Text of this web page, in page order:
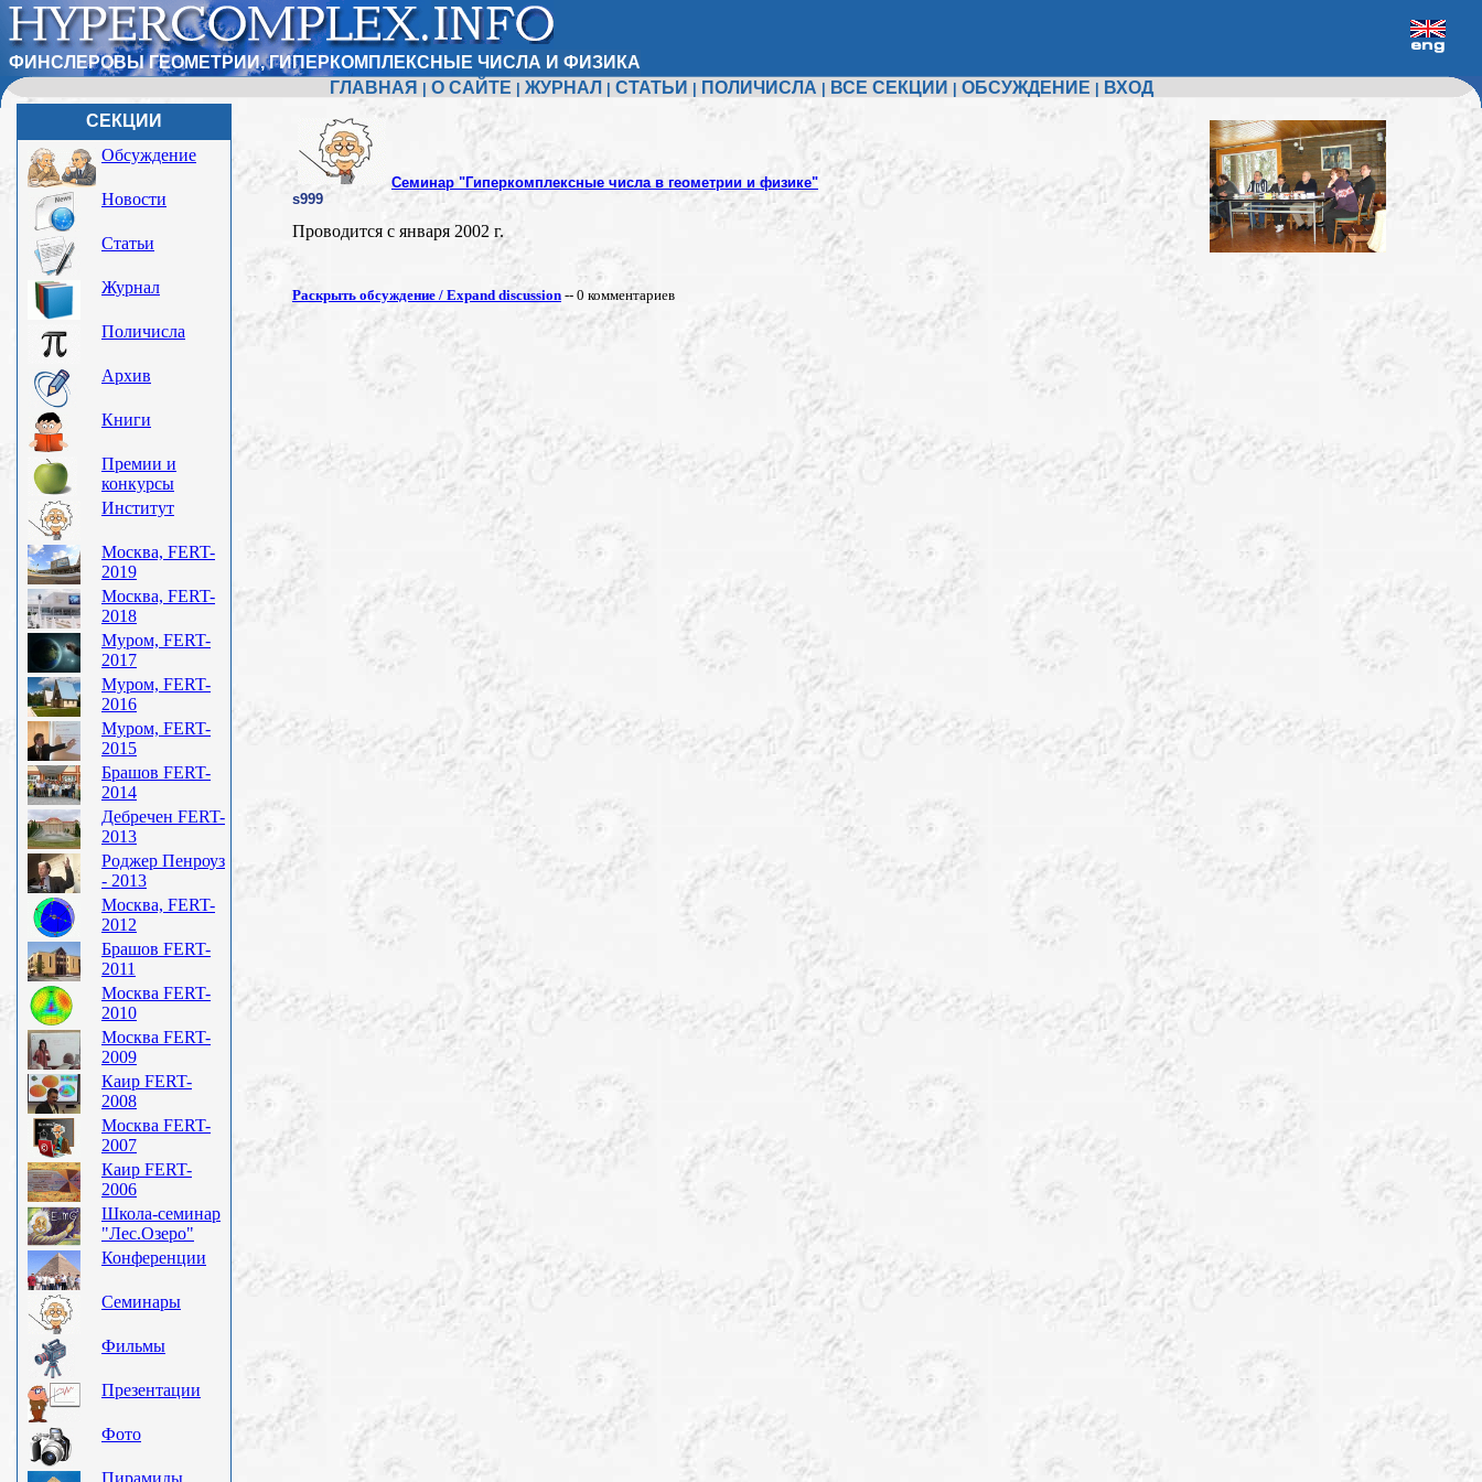
ФИНСЛЕРОВЫ ГЕОМЕТРИИ, ГИПЕРКОМПЛЕКСНЫЕ ЧИСЛА И ФИЗИКА
ГЛАВНАЯ
О САЙТЕ ЖУРНАЛ СТАТЬИ ПОЛИЧИСЛА ВСЕ СЕКЦИИ ОБСУЖДЕНИЕ
ВХОД
СЕКЦИИ
Обсуждение
Новости
Статьи
Журнал
Поличисла
Архив
Книги
Премии и
конкурсы
Институт
Москва, FERT-
2019
Москва, FERT-
2018
Муром, FERT-
2017
Муром, FERT-
2016
Муром, FERT-
2015
Брашов FERT-
2014
Дебречен FERT-
2013
Роджер Пенроуз
- 2013
Москва, FERT-
2012
Брашов FERT-
2011
Москва FERT-
2010
Москва FERT-
2009
Каир FERT-
2008
Москва FERT-
2007
Каир FERT-
2006
Школа-семинар
"Лес.Озеро"
Конференции
Семинары
Фильмы
Презентации
Фото
Пирамиды
Семинар "Гиперкомплексные числа в геометрии и физике"
s999
Проводится с января 2002 г.
Раскрыть обсуждение / Expand discussion -- 0 комментариев